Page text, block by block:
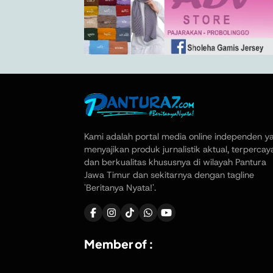
Kami adalah portal media online independen
menyajikan produk jurnalistik aktual,
dan berkualitas khususnya di wilayah Pantura
Jawa Timur dan sekitarnya dengan tagline
'Beritanya Nyata!'.
Member of :